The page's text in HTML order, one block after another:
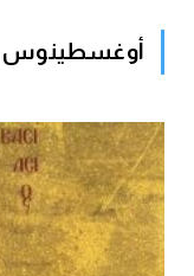
أوغسطينوس